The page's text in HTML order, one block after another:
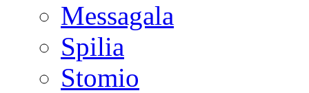
Messagala
Spilia
Stomio